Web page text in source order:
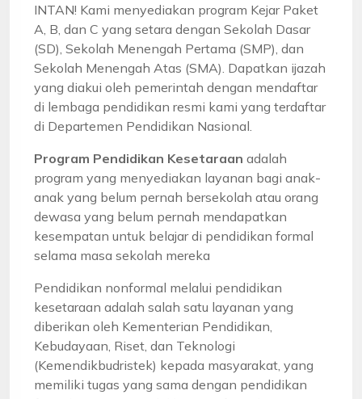
INTAN! Kami menyediakan program Kejar Paket
A, B, dan C yang setara dengan Sekolah Dasar
(SD), Sekolah Menengah Pertama (SMP), dan
Sekolah Menengah Atas (SMA). Dapatkan ijazah
yang diakui oleh pemerintah dengan mendaftar
di lembaga pendidikan resmi kami yang terdaftar
di Departemen Pendidikan Nasional.
Program Pendidikan Kesetaraan adalah
program yang menyediakan layanan bagi anak-
anak yang belum pernah bersekolah atau orang
dewasa yang belum pernah mendapatkan
kesempatan untuk belajar di pendidikan formal
selama masa sekolah mereka
Pendidikan nonformal melalui pendidikan
kesetaraan adalah salah satu layanan yang
diberikan oleh Kementerian Pendidikan,
Kebudayaan, Riset, dan Teknologi
(Kemendikbudristek) kepada masyarakat, yang
memiliki tugas yang sama dengan pendidikan